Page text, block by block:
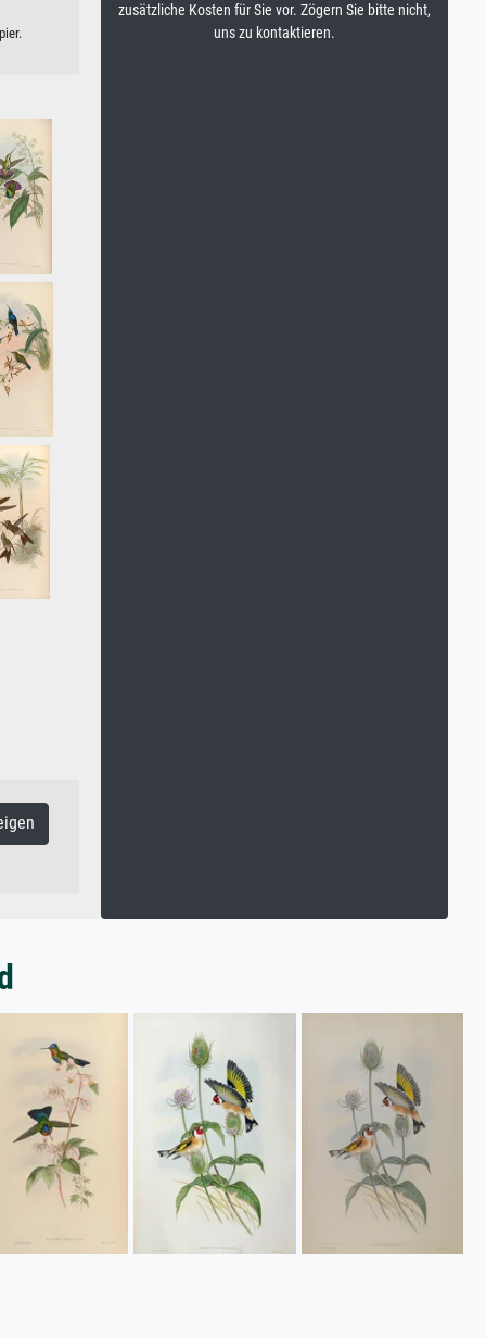
zusätzliche Kosten für Sie vor. Zögern Sie bitte nicht,
uns zu kontaktieren.